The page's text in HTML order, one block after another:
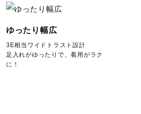
材を使用。
発売シーズン
ゆったり幅広
3E相当ワイドトラスト設計
足入れがゆったりで、着用がラク
に！